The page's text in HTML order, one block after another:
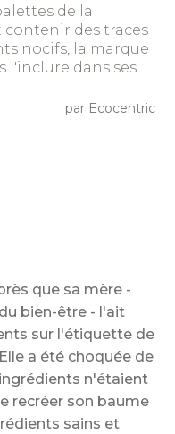
de la
contenir des traces
nocifs, la marque
l'inclure dans ses
par Ecocentric
que sa mère -
bien-être - l'ait
sur l'étiquette de
a été choquée de
n'étaient
recréer son baume
sains et